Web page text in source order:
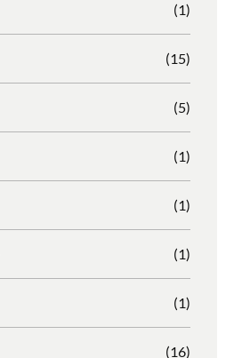
(1)
(15)
(5)
(1)
(1)
(1)
(1)
(16)